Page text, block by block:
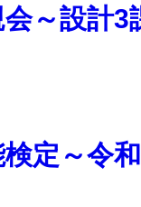
～設計3
定～令